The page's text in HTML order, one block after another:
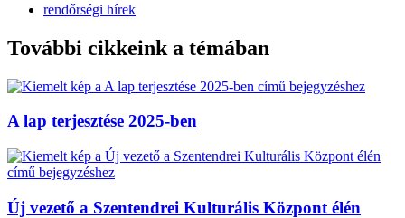
rendőrségi hírek
További cikkeink a témában
A lap terjesztése 2025-ben
Új vezető a Szentendrei Kulturális Központ élén